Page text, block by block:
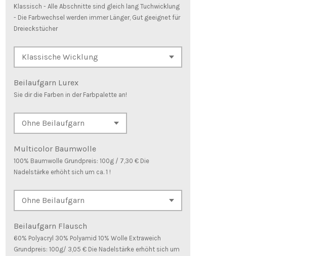
Klassisch - Alle Abschnitte sind gleich lang Tuchwicklung
- Die Farbwechsel werden immer Länger, Gut geeignet für
Dreieckstücher
Beilaufgarn Lurex
Sie dir die Farben in der Farbpalette an!
Multicolor Baumwolle
100% Baumwolle Grundpreis: 100g / 7,30 € Die
Nadelstärke erhöht sich um ca. 1 !
Beilaufgarn Flausch
60% Polyacryl 30% Polyamid 10% Wolle Extraweich
Grundpreis: 100g/ 3,05 € Die Nadelstärke erhöht sich um